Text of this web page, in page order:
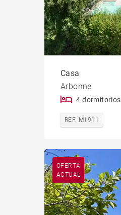
Casa
Arbonne
4 dormitorios
REF. M1911
OFERTA
ACTUAL